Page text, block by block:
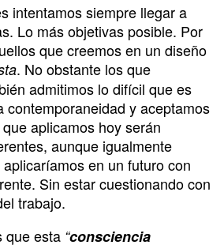
intentamos siempre llegar a
Lo más objetivas posible. Por
que creemos en un diseño
. No obstante los que
admitimos lo difícil que es
contemporaneidad y aceptamos
aplicamos hoy serán
aunque igualmente
en un futuro con
Sin estar cuestionando con
trabajo.
que esta “consciencia